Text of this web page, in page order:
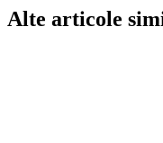
Alte articole